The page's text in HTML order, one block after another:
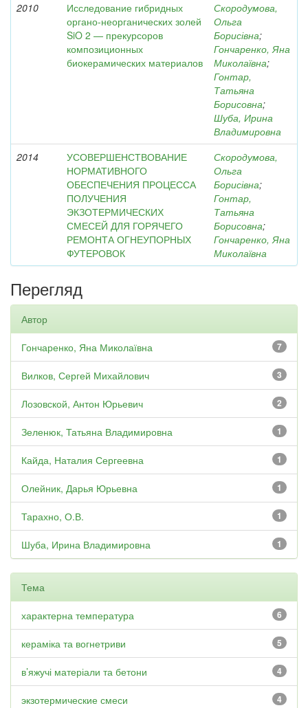
2010
Исследование гибридных
органо-неорганических золей
SiO 2 — прекурсоров
композиционных
биокерамических материалов
Скородумова,
Ольга
Борисівна;
Гончаренко, Яна
Миколаївна;
Гонтар,
Татьяна
Борисовна;
Шуба, Ирина
Владимировна
2014
УСОВЕРШЕНСТВОВАНИЕ
НОРМАТИВНОГО
ОБЕСПЕЧЕНИЯ ПРОЦЕССА
ПОЛУЧЕНИЯ
ЭКЗОТЕРМИЧЕСКИХ
СМЕСЕЙ ДЛЯ ГОРЯЧЕГО
РЕМОНТА ОГНЕУПОРНЫХ
ФУТЕРОВОК
Скородумова,
Ольга
Борисівна;
Гонтар,
Татьяна
Борисовна;
Гончаренко, Яна
Миколаївна
Перегляд
Автор
7
Гончаренко, Яна Миколаївна
3
Вилков, Сергей Михайлович
2
Лозовской, Антон Юрьевич
1
Зеленюк, Татьяна Владимировна
1
Кайда, Наталия Сергеевна
1
Олейник, Дарья Юрьевна
1
Тарахно, О.В.
1
Шуба, Ирина Владимировна
Тема
6
характерна температура
5
кераміка та вогнетриви
4
в’яжучі матеріали та бетони
4
экзотермические смеси